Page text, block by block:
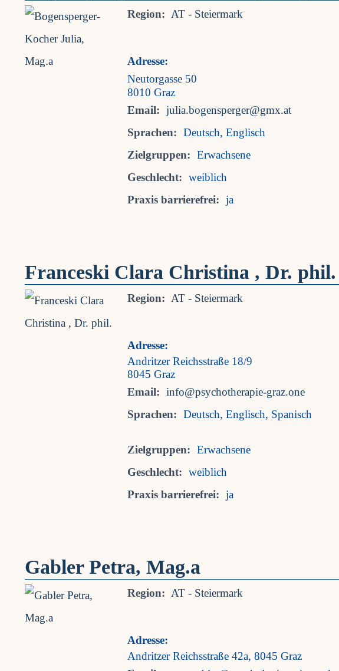
Region: AT - Steiermark
Adresse:
Neutorgasse 50
8010 Graz
Email: julia.bogensperger@gmx.at
Sprachen: Deutsch, Englisch
Zielgruppen: Erwachsene
Geschlecht: weiblich
Praxis barrierefrei: ja
Franceski Clara Christina , Dr. phil.
Region: AT - Steiermark
Adresse:
Andritzer Reichsstraße 18/9
8045 Graz
Email: info@psychotherapie-graz.one
Sprachen: Deutsch, Englisch, Spanisch
Zielgruppen: Erwachsene
Geschlecht: weiblich
Praxis barrierefrei: ja
Gabler Petra, Mag.a
Region: AT - Steiermark
Adresse:
Andritzer Reichsstraße 42a, 8045 Graz